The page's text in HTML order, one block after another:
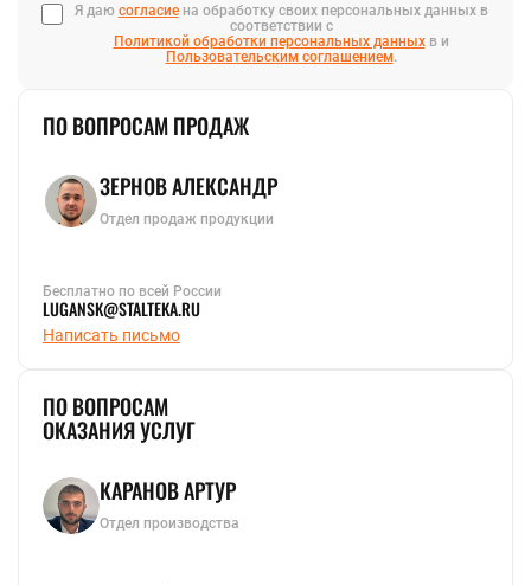
Я даю согласиена обработку своих персональных данных в
соответствии с
Политикой обработки персональных данныхв и
Пользовательским соглашением.
ПО ВОПРОСАМ ПРОДАЖ
ЗЕРНОВ АЛЕКСАНДР
Отдел продаж продукции
Бесплатно по всей России
LUGANSK@STALTEKA.RU
Написать письмо
ПО ВОПРОСАМ
ОКАЗАНИЯ УСЛУГ
КАРАНОВ АРТУР
Отдел производства